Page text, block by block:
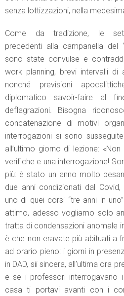
senza lottizzazioni, nella
Come da tradizione, le
precedenti alla campanella del
sono state convulse e
work planning, brevi intervalli di
nonché previsioni
diplomatico savoir-faire al
deflagrazioni. Bisogna
concatenazione di motivi
interrogazioni si sono
all’ultimo giorno di lezione:
verifiche e una interrogazione!
più: è stato un anno molto
due anni condizionati dal
uno di quei corsi “tre anni in
attimo, adesso vogliamo solo
tratta di condensazioni anomale
è che non eravate più abituati a
ad orario pieno: i giorni in
in DAD, sii sincera, all’ultima ora
e se i professori interrogavano
casa ti portavi avanti con i